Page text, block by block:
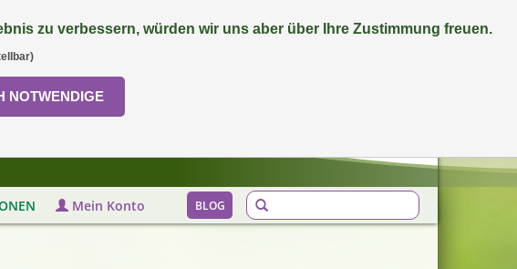
Mein Konto BLOG
zu verbessern, würden wir uns aber über Ihre Zustimmung freuen.
NOTWENDIGE